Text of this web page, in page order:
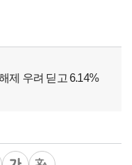
제 우려 딛고 6.14%